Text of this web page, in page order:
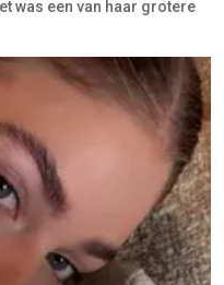
was een van haar grotere